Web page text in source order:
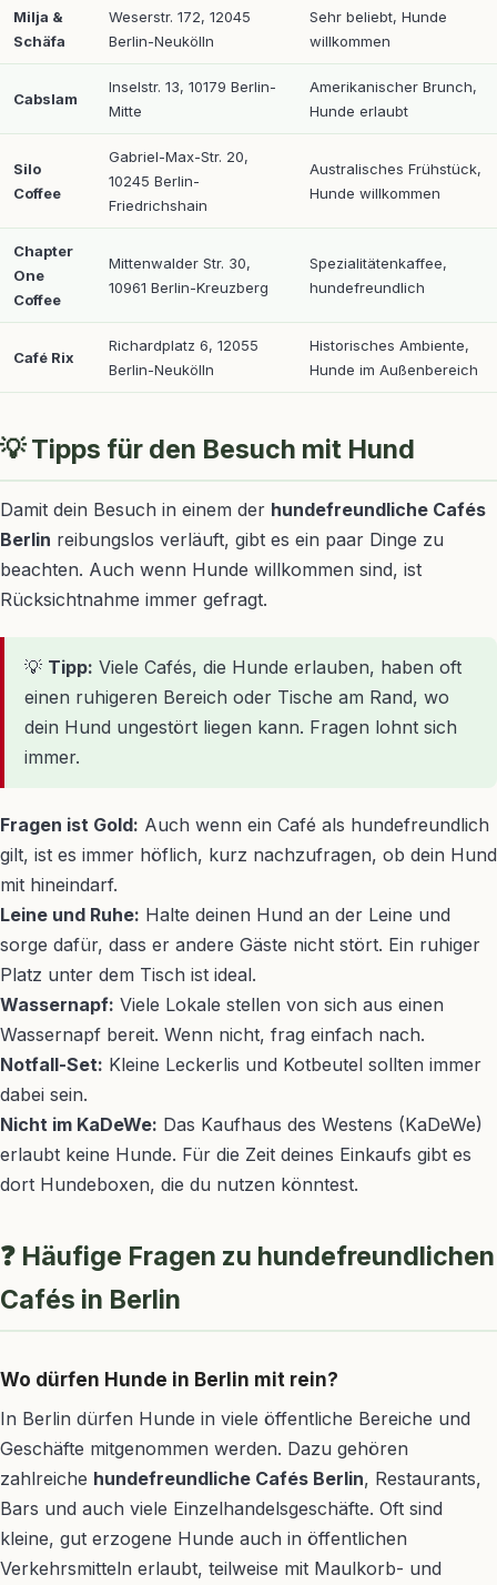
Milja &
Schäfa
Weserstr. 172, 12045
Berlin-Neukölln
Sehr beliebt, Hunde
willkommen
Cabslam
Inselstr. 13, 10179 Berlin-
Mitte
Amerikanischer Brunch,
Hunde erlaubt
Silo
Coffee
Gabriel-Max-Str. 20,
10245 Berlin-
Friedrichshain
Australisches Frühstück,
Hunde willkommen
Chapter
One
Coffee
Mittenwalder Str. 30,
10961 Berlin-Kreuzberg
Spezialitätenkaffee,
hundefreundlich
Café Rix
Richardplatz 6, 12055
Berlin-Neukölln
Historisches Ambiente,
Hunde im Außenbereich
💡 Tipps für den Besuch mit Hund
Damit dein Besuch in einem der hundefreundliche Cafés
Berlin reibungslos verläuft, gibt es ein paar Dinge zu
beachten. Auch wenn Hunde willkommen sind, ist
Rücksichtnahme immer gefragt.
💡 Tipp: Viele Cafés, die Hunde erlauben, haben oft
einen ruhigeren Bereich oder Tische am Rand, wo
dein Hund ungestört liegen kann. Fragen lohnt sich
immer.
Fragen ist Gold: Auch wenn ein Café als hundefreundlich
gilt, ist es immer höflich, kurz nachzufragen, ob dein Hund
mit hineindarf.
Leine und Ruhe: Halte deinen Hund an der Leine und
sorge dafür, dass er andere Gäste nicht stört. Ein ruhiger
Platz unter dem Tisch ist ideal.
Wassernapf: Viele Lokale stellen von sich aus einen
Wassernapf bereit. Wenn nicht, frag einfach nach.
Notfall-Set: Kleine Leckerlis und Kotbeutel sollten immer
dabei sein.
Nicht im KaDeWe: Das Kaufhaus des Westens (KaDeWe)
erlaubt keine Hunde. Für die Zeit deines Einkaufs gibt es
dort Hundeboxen, die du nutzen könntest.
❓ Häufige Fragen zu hundefreundlichen
Cafés in Berlin
Wo dürfen Hunde in Berlin mit rein?
In Berlin dürfen Hunde in viele öffentliche Bereiche und
Geschäfte mitgenommen werden. Dazu gehören
zahlreiche hundefreundliche Cafés Berlin, Restaurants,
Bars und auch viele Einzelhandelsgeschäfte. Oft sind
kleine, gut erzogene Hunde auch in öffentlichen
Verkehrsmitteln erlaubt, teilweise mit Maulkorb- und